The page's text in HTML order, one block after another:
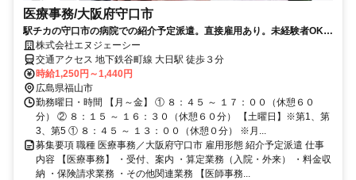
医療事務/大阪府守口市
駅チカの守口市の病院での紹介予定派遣。直接雇用あり。未経験者OK！
直接雇用時は賞与４ヶ月あり！
株式会社エヌジェーシー
交通アクセス 地下鉄谷町線 大日駅 徒歩３分
時給1,250円～1,440円
広島県福山市
勤務曜日・時間 【月～金】 ① ８：４５ ～ １７：００（休憩６０
分） ② ８：１５ ～ １６：３０（休憩６０分） 【土曜日】※第1、第
3、第5 ① ８：４５ ～ １３：００（休憩０分） ※月...
募集要項 職種 医療事務／大阪府守口市 雇用形態 紹介予定派遣 仕事
内容 【医療事務】 ・受付、案内 ・算定業務（入院・外来） ・料金収
納 ・保険請求業務 ・その他関連業務 【医師事務...